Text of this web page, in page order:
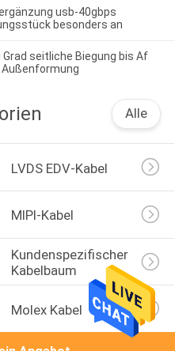
usb-40gbps
besonders an
Grad seitliche Biegung bis Af
Alle
LVDS EDV-Kabel
MIPI-Kabel
Kundenspezifischer
Kabelbaum
Molex Kabel